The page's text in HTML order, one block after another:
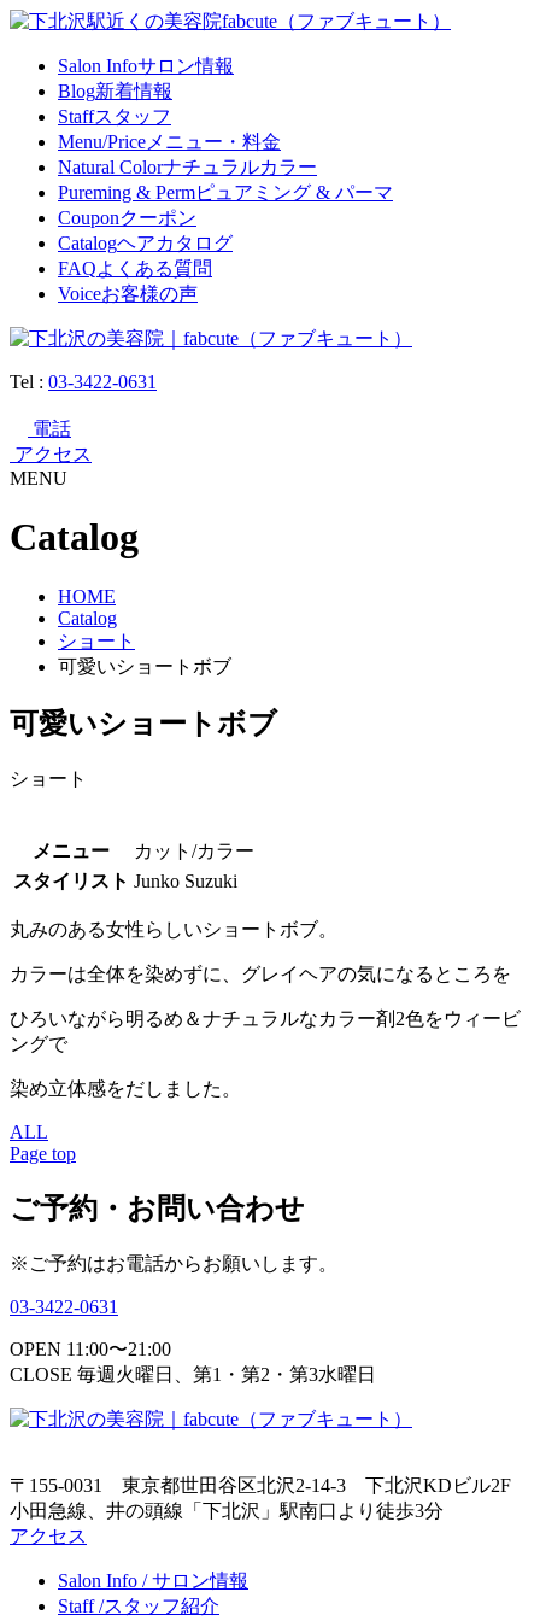
Salon Infoサロン情報
Blog新着情報
Staffスタッフ
Menu/Price メニュー・料金
Natural Colorナチュラルカラー
Pureming & Permピュアミング & パーマ
Couponクーポン
Catalogヘアカタログ
FAQよくある質問
Voiceお客様の声
Tel : 03-3422-0631
電話
アクセス
MENU
Catalog
HOME
Catalog
ショート
可愛いショートボブ
可愛いショートボブ
ショート
メニュー
カット/カラー
スタイリスト Junko Suzuki
丸みのある女性らしいショートボブ。
カラーは全体を染めずに、グレイヘアの気になるところを
ひろいながら明るめ＆ナチュラルなカラー剤2色をウィービ
ングで
染め立体感をだしました。
ALL
Page top
ご予約・お問い合わせ
※ご予約はお電話からお願いします。
03-3422-0631
OPEN 11:00〜21:00
CLOSE 毎週火曜日、第1・第2・第3水曜日
〒155-0031 東京都世田谷区北沢2-14-3 下北沢KDビル2F
小田急線、井の頭線「下北沢」駅南口より徒歩3分
アクセス
Salon Info / サロン情報
Staff /スタッフ紹介